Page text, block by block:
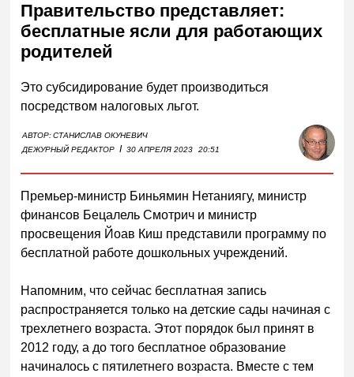
Правительство представляет:
бесплатные ясли для работающих
родителей
Это субсидирование будет производиться
посредством налоговых льгот.
АВТОР:СТАНИСЛАВ ОКУНЕВИЧ
ДЕЖУРНЫЙ РЕДАКТОР I 30 АПРЕЛЯ 2023 20:51
Премьер-министр Биньямин Нетаниягу, министр
финансов Бецалель Смотрич и министр
просвещения Йоав Киш представили программу по
бесплатной работе дошкольных учреждений.
Напомним, что сейчас бесплатная запись
распространяется только на детские сады начиная с
трехлетнего возраста. Этот порядок был принят в
2012 году, а до того бесплатное образование
начиналось с пятилетнего возраста. Вместе с тем